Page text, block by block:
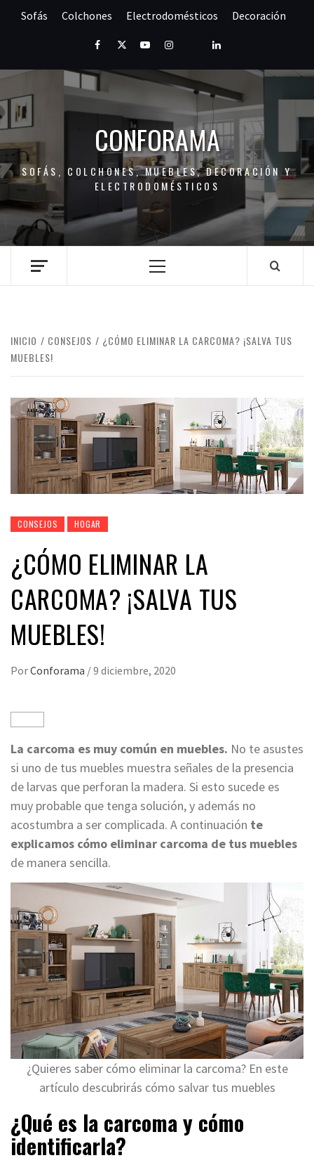
Sofás Colchones Electrodomésticos Decoración
FacebookTwitterYoutubeInstagramPinterestLinkedIn
CONFORAMA
SOFÁS, COLCHONES, MUEBLES, DECORACIÓN Y
ELECTRODOMÉSTICOS
Menú
INICIO CONSEJOS
¿CÓMO ELIMINAR LA CARCOMA? ¡SALVA TUS
MUEBLES!
CONSEJOS HOGAR
¿CÓMO ELIMINAR LA
CARCOMA? ¡SALVA TUS
MUEBLES!
PorConforama /9 diciembre, 2020
La carcoma es muy común en muebles. No te asustes
si uno de tus muebles muestra señales de la presencia
de larvas que perforan la madera. Si esto sucede es
muy probable que tenga solución, y además no
acostumbra a ser complicada. A continuación te
explicamos cómo eliminar carcoma de tus muebles
de manera sencilla.
¿Quieres saber cómo eliminar la carcoma? En este
artículo descubrirás cómo salvar tus muebles
¿Qué es la carcoma y cómo
identificarla?